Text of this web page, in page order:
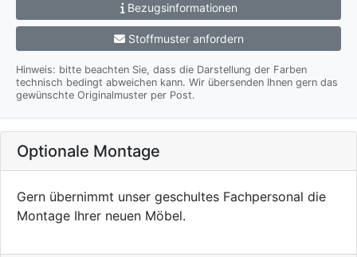
Bezugsinformationen
Stoffmuster anfordern
Hinweis: bitte beachten Sie, dass die Darstellung der Farben
technisch bedingt abweichen kann. Wir übersenden Ihnen gern das
gewünschte Originalmuster per Post.
Optionale Montage
Gern übernimmt unser geschultes Fachpersonal die
Montage Ihrer neuen Möbel.